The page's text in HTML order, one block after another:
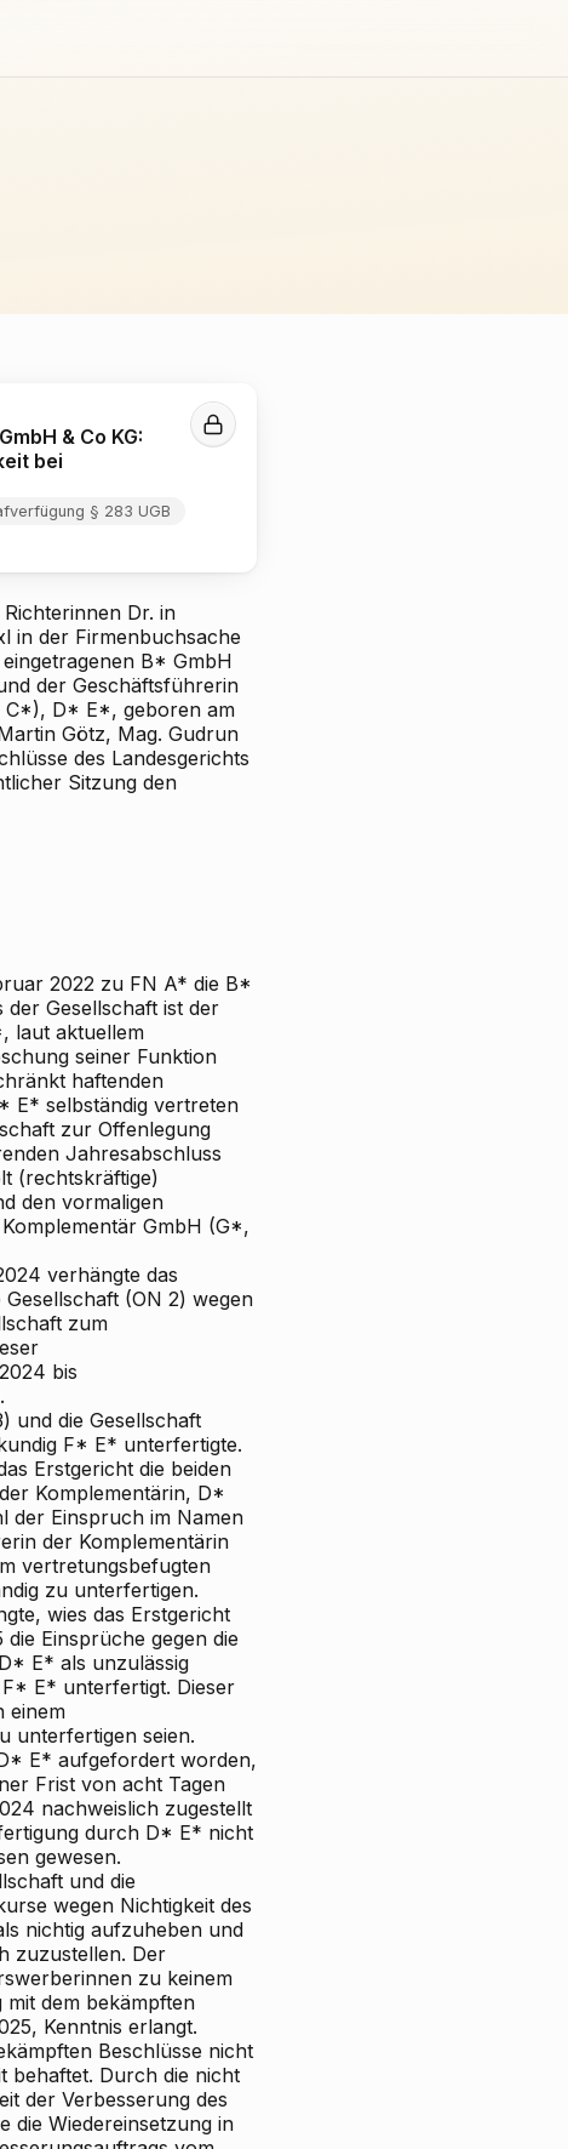
& Co KG:
bei
§ 283 UGB
Dr. in
in der Firmenbuchsache
B* GmbH
der Geschäftsführerin
C*), D* E*, geboren am
Götz, Mag. Gudrun
des Landesgerichts
Sitzung den
2022 zu FN A* die B*
Gesellschaft ist der
laut aktuellem
seiner Funktion
haftenden
E* selbständig vertreten
zur Offenlegung
Jahresabschluss
(rechtskräftige)
den vormaligen
GmbH (G*,
verhängte das
(ON 2) wegen
zum
bis
und die Gesellschaft
F* E* unterfertigte.
Erstgericht die beiden
Komplementärin, D*
der Einspruch im Namen
der Komplementärin
vertretungsbefugten
zu unterfertigen.
wies das Erstgericht
die Einsprüche gegen die
E* als unzulässig
E* unterfertigt. Dieser
einem
unterfertigen seien.
E* aufgefordert worden,
Frist von acht Tagen
nachweislich zugestellt
durch D* E* nicht
gewesen.
und die
wegen Nichtigkeit des
nichtig aufzuheben und
zuzustellen. Der
zu keinem
dem bekämpften
Kenntnis erlangt.
Beschlüsse nicht
behaftet. Durch die nicht
der Verbesserung des
die Wiedereinsetzung in